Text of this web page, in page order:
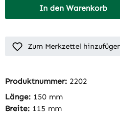
In den Warenkorb
Zum Merkzettel
Produktnummer: 2202
Länge: 150 mm
Breite: 115 mm